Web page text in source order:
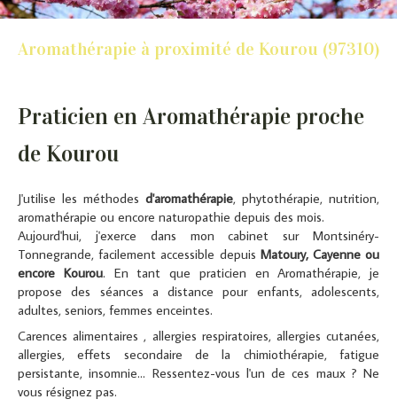
Aromathérapie à proximité de Kourou (97310)
Praticien en Aromathérapie proche
de Kourou
J'utilise les méthodes d'aromathérapie, phytothérapie, nutrition,
aromathérapie ou encore naturopathie depuis des mois.
Aujourd'hui, j'exerce dans mon cabinet sur Montsinéry-
Tonnegrande, facilement accessible depuis Matoury, Cayenne ou
encore Kourou. En tant que praticien en Aromathérapie, je
propose des séances a distance pour enfants, adolescents,
adultes, seniors, femmes enceintes.
Carences alimentaires , allergies respiratoires, allergies cutanées,
allergies, effets secondaire de la chimiothérapie, fatigue
persistante, insomnie... Ressentez-vous l'un de ces maux ? Ne
vous résignez pas.